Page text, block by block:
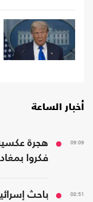
أخبار الساعة
09:09
هجرة
فكروا
08:51
باحث